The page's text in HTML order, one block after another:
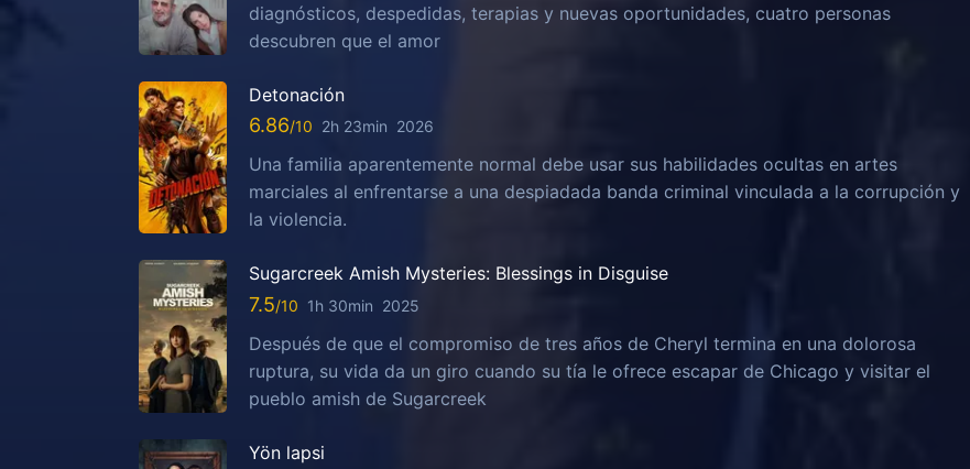
diagnósticos, despedidas, terapias y nuevas oportunidades, cuatro personas
descubren que el amor
Detonación
6.86 2h 23min 2026
Una familia aparentemente normal debe usar sus habilidades ocultas en artes
marciales al enfrentarse a una despiadada banda criminal vinculada a la corrupción y
la violencia.
Sugarcreek Amish Mysteries: Blessings in Disguise
7.5 1h 30min 2025
Después de que el compromiso de tres años de Cheryl termina en una dolorosa
ruptura, su vida da un giro cuando su tía le ofrece escapar de Chicago y visitar el
pueblo amish de Sugarcreek
Yön lapsi